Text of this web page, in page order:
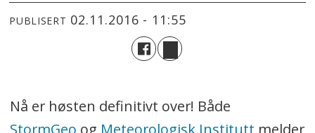
PUBLISERT 02.11.2016 - 11:55
Nå er høsten definitivt over! Både